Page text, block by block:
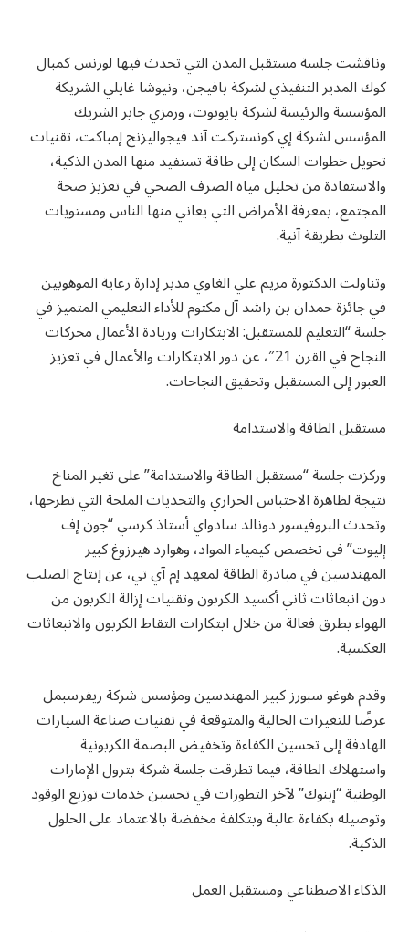
وناقشت جلسة مستقبل المدن التي تحدث فيها لورنس كمبال
كوك المدير التنفيذي لشركة بافيجن، ونيوشا غايلي الشريكة
المؤسسة والرئيسة لشركة بايوبوت، ورمزي جابر الشريك
المؤسس لشركة إي كونستركت آند فيجواليزنج إمباكت، تقنيات
تحويل خطوات السكان إلى طاقة تستفيد منها المدن الذكية،
والاستفادة من تحليل مياه الصرف الصحي في تعزيز صحة
المجتمع، بمعرفة الأمراض التي يعاني منها الناس ومستويات
التلوث بطريقة آنية.
وتناولت الدكتورة مريم علي الغاوي مدير إدارة رعاية الموهوبين
في جائزة حمدان بن راشد آل مكتوم للأداء التعليمي المتميز في
جلسة “التعليم للمستقبل: الابتكارات وريادة الأعمال محركات
النجاح في القرن 21″، عن دور الابتكارات والأعمال في تعزيز
العبور إلى المستقبل وتحقيق النجاحات.
مستقبل الطاقة والاستدامة
وركزت جلسة “مستقبل الطاقة والاستدامة” على تغير المناخ
نتيجة لظاهرة الاحتباس الحراري والتحديات الملحة التي تطرحها،
وتحدث البروفيسور دونالد سادواي أستاذ كرسي “جون إف
إليوت” في تخصص كيمياء المواد، وهوارد هيرزوغ كبير
المهندسين في مبادرة الطاقة لمعهد إم آي تي، عن إنتاج الصلب
دون انبعاثات ثاني أكسيد الكربون وتقنيات إزالة الكربون من
الهواء بطرق فعالة من خلال ابتكارات التقاط الكربون والانبعاثات
العكسية.
وقدم هوغو سبورز كبير المهندسين ومؤسس شركة ريفرسبمل
عرضًا للتغيرات الحالية والمتوقعة في تقنيات صناعة السيارات
الهادفة إلى تحسين الكفاءة وتخفيض البصمة الكربونية
واستهلاك الطاقة، فيما تطرقت جلسة شركة بترول الإمارات
الوطنية “إينوك” لآخر التطورات في تحسين خدمات توزيع الوقود
وتوصيله بكفاءة عالية وبتكلفة مخفضة بالاعتماد على الحلول
الذكية.
الذكاء الاصطناعي ومستقبل العمل